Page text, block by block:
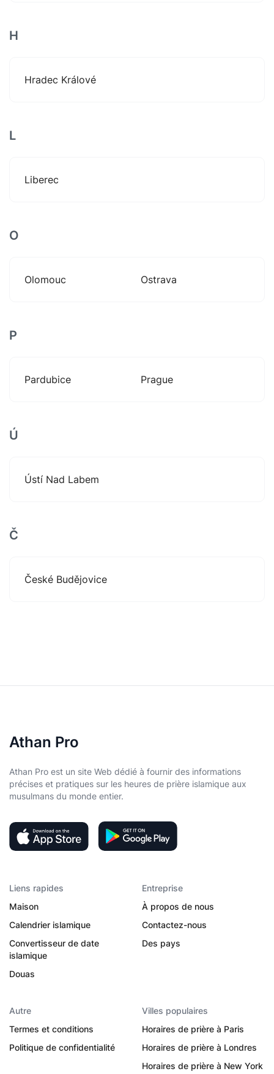
H
Hradec Králové
L
Liberec
O
Olomouc Ostrava
P
Pardubice Prague
Ú
Ústí Nad Labem
Č
České Budějovice
Athan Pro
Athan Pro est un site Web dédié à fournir des informations
précises et pratiques sur les heures de prière islamique aux
musulmans du monde entier.
Liens rapides
Maison
Calendrier islamique
Convertisseur de date
islamique
Douas
Entreprise
À propos de nous
Contactez-nous
Des pays
Autre
Termes et conditions
Politique de confidentialité
Villes populaires
Horaires de prière à Paris
Horaires de prière à Londres
Horaires de prière à New York